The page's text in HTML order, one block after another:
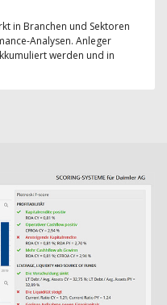
in Branchen und Sektoren
Analysen. Anleger
werden und in